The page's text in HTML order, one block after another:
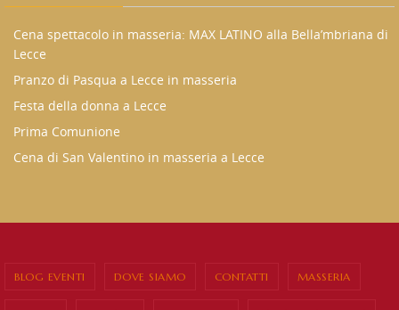
Cena spettacolo in masseria: MAX LATINO alla Bella’mbriana di
Lecce
Pranzo di Pasqua a Lecce in masseria
Festa della donna a Lecce
Prima Comunione
Cena di San Valentino in masseria a Lecce
BLOG EVENTI DOVE SIAMO CONTATTI MASSERIA